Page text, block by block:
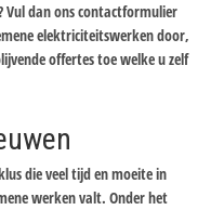
Vul dan ons contactformulier
elektriciteitswerken door,
offertes toe welke u zelf
die veel tijd en moeite in
werken valt. Onder het